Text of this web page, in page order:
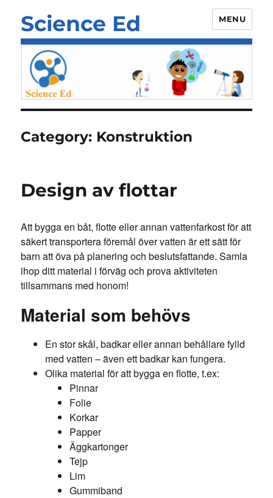
Science Ed MENU
Category: Konstruktion
Design av flottar
Att bygga en båt, flotte eller annan vattenfarkost för att
säkert transportera föremål över vatten är ett sätt för
barn att öva på planering och beslutsfattande. Samla
ihop ditt material i förväg och prova aktiviteten
tillsammans med honom!
Material som behövs
En stor skål, badkar eller annan behållare fylld
med vatten – även ett badkar kan fungera.
Olika material för att bygga en flotte, t.ex:
Pinnar
Folie
Korkar
Papper
Äggkartonger
Tejp
Lim
Gummiband